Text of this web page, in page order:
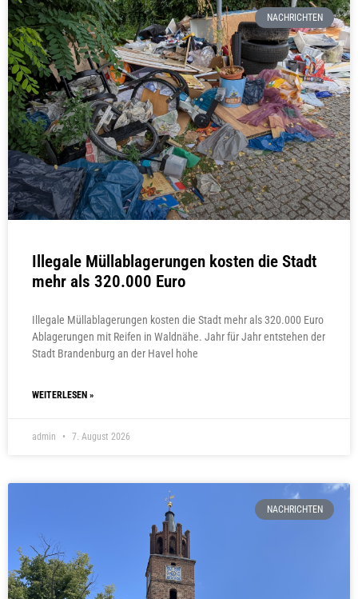
NACHRICHTEN
Illegale Müllablagerungen kosten die Stadt
mehr als 320.000 Euro
Illegale Müllablagerungen kosten die Stadt mehr als 320.000 Euro
Ablagerungen mit Reifen in Waldnähe. Jahr für Jahr entstehen der
Stadt Brandenburg an der Havel hohe
WEITERLESEN »
admin 7. August 2026
NACHRICHTEN